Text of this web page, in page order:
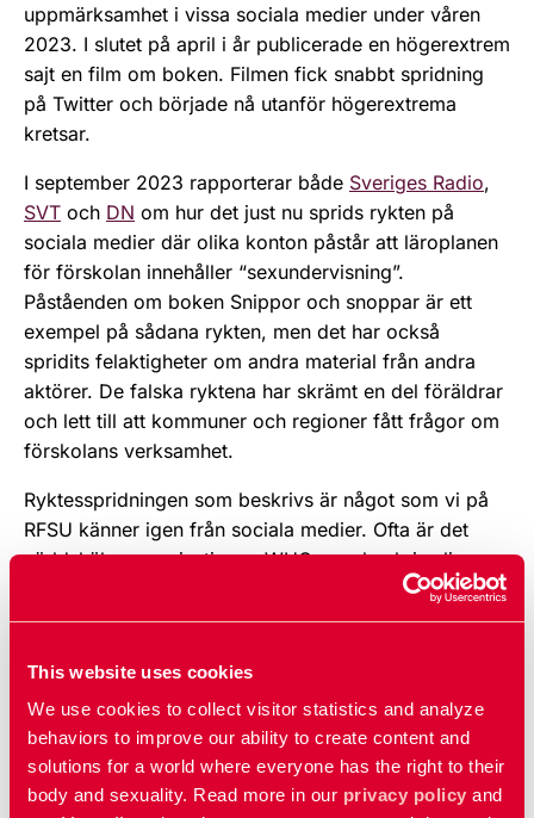
This website uses cookies
We use cookies to collect visitor statistics and analyze
behaviors to improve our ability to create content and
solutions for a world where everyone has the right to their
body and sexuality. Read more in our privacy policy and
uppmärksamhet i vissa sociala medier under våren
2023. I slutet på april i år publicerade en högerextrem
sajt en film om boken. Filmen fick snabbt spridning
på Twitter och började nå utanför högerextrema
kretsar.
I september 2023 rapporterar både Sveriges Radio,
SVT och DN om hur det just nu sprids rykten på
sociala medier där olika konton påstår att läroplanen
för förskolan innehåller “sexundervisning”.
Påståenden om boken Snippor och snoppar är ett
exempel på sådana rykten, men det har också
spridits felaktigheter om andra material från andra
aktörer. De falska ryktena har skrämt en del föräldrar
och lett till att kommuner och regioner fått frågor om
förskolans verksamhet.
Ryktesspridningen som beskrivs är något som vi på
RFSU känner igen från sociala medier. Ofta är det
världshälsoorganisationen WHO som beskrivs ligga
bakom en konspiration som inbegriper allt från covid-
vaccin till “normalisering av pedofili”. Nu ser vi att
Ämnen som barn, kroppar, relationer och sexualitet
kan vara känsliga frågor och ibland väcker det oro
hos en del. Det är inte alltid lätt att hitta korrekt och
bra information. Det är viktigt att vara källkritisk och